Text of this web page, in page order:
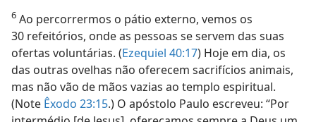
6 Ao percorrermos o pátio externo, vemos os
30 refeitórios, onde as pessoas se servem das suas
ofertas voluntárias. (Ezequiel 40:17) Hoje em dia, os
das outras ovelhas não oferecem sacrifícios animais,
mas não vão de mãos vazias ao templo espiritual.
(Note Êxodo 23:15.) O apóstolo Paulo escreveu: “Por